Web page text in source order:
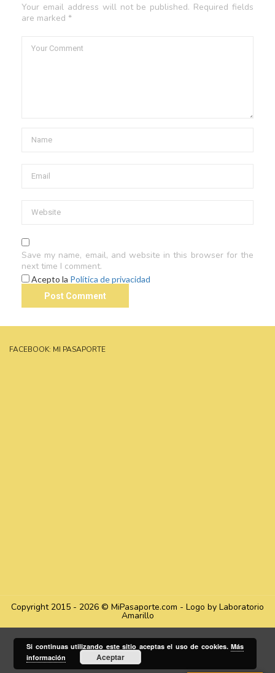
Your email address will not be published. Required fields
are marked *
Save my name, email, and website in this browser for the
next time I comment.
Acepto la Política de privacidad
FACEBOOK: MI PASAPORTE
Copyright 2015 - 2026 © MiPasaporte.com - Logo by Laboratorio
Amarillo
Si continuas utilizando este sitio aceptas el uso de cookies. Más
información
Aceptar